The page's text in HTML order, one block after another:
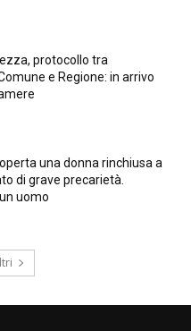
protocollo tra
e Regione: in arrivo
una donna rinchiusa a
di grave precarietà.
uomo